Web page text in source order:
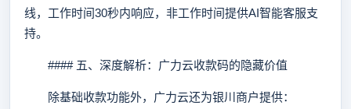
线，工作时间30秒内响应，非工作时间提供AI智能客服支
持。
#### 五、深度解析：广力云收款码的隐藏价值
除基础收款功能外，广力云还为银川商户提供：